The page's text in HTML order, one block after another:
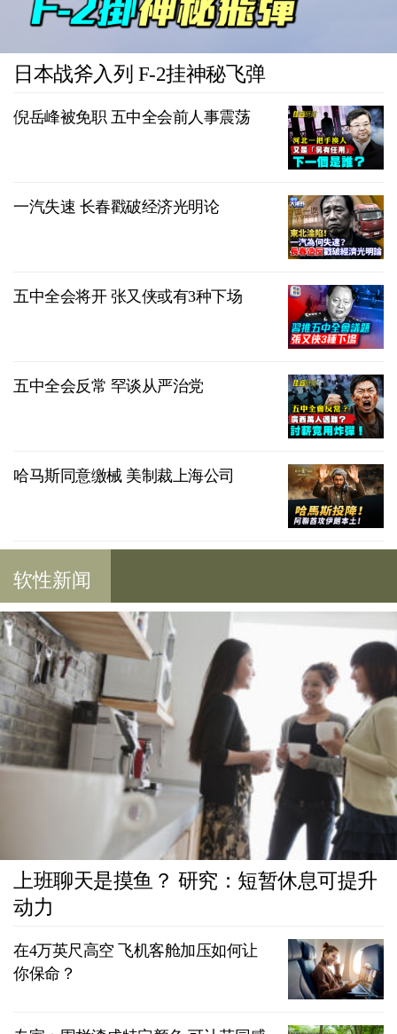
日本战斧入列 F-2挂神秘飞弹
倪岳峰被免职 五中全会前人事震荡
一汽失速 长春戳破经济光明论
五中全会将开 张又侠或有3种下场
五中全会反常 罕谈从严治党
哈马斯同意缴械 美制裁上海公司
软性新闻
上班聊天是摸鱼？ 研究：短暂休息可提升
动力
在4万英尺高空 飞机客舱加压如何让
你保命？